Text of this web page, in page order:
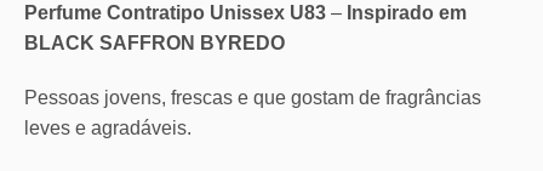
Perfume Contratipo Unissex U83 – Inspirado em
BLACK SAFFRON BYREDO
Pessoas jovens, frescas e que gostam de fragrâncias
leves e agradáveis.